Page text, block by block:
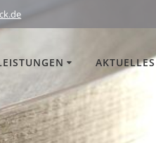
AKTUELLES